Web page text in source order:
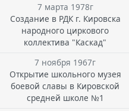
7 марта 1978г
Создание в РДК г. Кировска
народного циркового
коллектива "Каскад"
7 ноября 1967г
Открытие школьного музея
боевой славы в Кировской
средней школе №1